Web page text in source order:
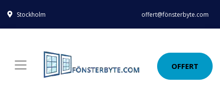
Stockholm offert@fönsterbyte.com
OFFERT